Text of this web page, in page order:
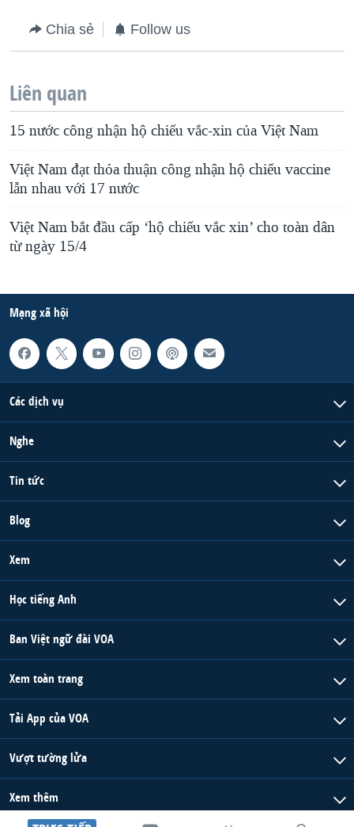
Chia sẻ Follow us
Liên quan
15 nước công nhận hộ chiếu vắc-xin của Việt Nam
Việt Nam đạt thỏa thuận công nhận hộ chiếu vaccine
lẫn nhau với 17 nước
Việt Nam bắt đầu cấp ‘hộ chiếu vắc xin’ cho toàn dân
từ ngày 15/4
Mạng xã hội
Các dịch vụ
Nghe
Tin tức
Blog
Xem
Học tiếng Anh
Ban Việt ngữ đài VOA
Xem toàn trang
Tải App của VOA
Vượt tường lửa
Xem thêm